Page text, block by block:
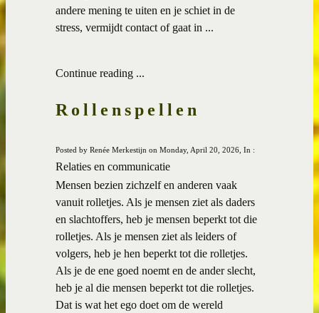
andere mening te uiten en je schiet in de
stress, vermijdt contact of gaat in ...
Continue reading ...
Rollenspellen
Posted by Renée Merkestijn on Monday, April 20, 2026, In :
Relaties en communicatie
Mensen bezien zichzelf en anderen vaak
vanuit rolletjes. Als je mensen ziet als daders
en slachtoffers, heb je mensen beperkt tot die
rolletjes. Als je mensen ziet als leiders of
volgers, heb je hen beperkt tot die rolletjes.
Als je de ene goed noemt en de ander slecht,
heb je al die mensen beperkt tot die rolletjes.
Dat is wat het ego doet om de wereld